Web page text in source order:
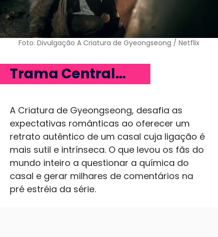
Foto: Divulgação A Criatura de Gyeongseong / Netflix
Trama Central…
A Criatura de Gyeongseong, desafia as
expectativas românticas ao oferecer um
retrato autêntico de um casal cuja ligação é
mais sutil e intrínseca. O que levou os fãs do
mundo inteiro a questionar a química do
casal e gerar milhares de comentários na
pré estréia da série.